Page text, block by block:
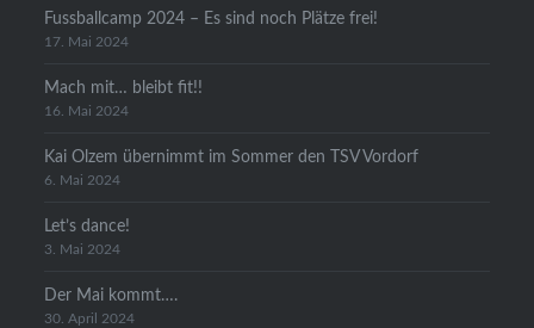
Fussballcamp 2024 – Es sind noch Plätze frei!
17. Mai 2024
Mach mit… bleibt fit!!
16. Mai 2024
Kai Olzem übernimmt im Sommer den TSV Vordorf
6. Mai 2024
Let’s dance!
3. Mai 2024
Der Mai kommt….
30. April 2024